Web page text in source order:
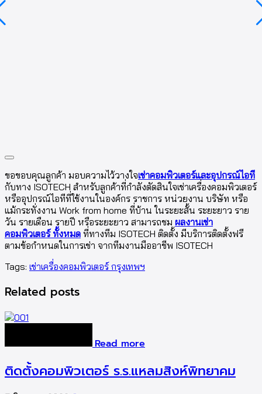
ขอขอบคุณลูกค้า มอบความไว้วางใจเช่าคอมพิวเตอร์และอุปกรณ์ไอที
กับทาง ISOTECH สำหรับลูกค้าที่กำลังตัดสินใจเช่าเครื่องคอมพิวเตอร์
หรืออุปกรณ์ไอทีที่ใช้งานในองค์กร ราชการ หน่วยงาน บริษัท หรือ
แม้กระทั่งงาน Work from home ที่บ้าน ในระยะสั้น ระยะยาว ราย
วัน รายเดือน รายปี หรือระยะยาว สามารถชม ผลงานเช่า
คอมพิวเตอร์ ทั้งหมด ที่ทางทีม ISOTECH ติดตั้ง มีบริการติดตั้งฟรี
ตามข้อกำหนดในการเช่า จากทีมงานมืออาชีพ ISOTECH
Tags: เช่าเครื่องคอมพิวเตอร์ กรุงเทพฯ
Related posts
Read more
ติดตั้งคอมพิวเตอร์ ร.ร.แหลมสิงห์พิทยาคม